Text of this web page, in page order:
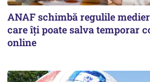
ANAF schimbă regulile
care îți poate salva temporar
online